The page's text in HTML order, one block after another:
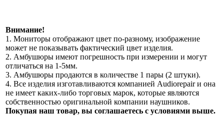
Внимание!
1. Мониторы отображают цвет по-разному, изображение
может не показывать фактический цвет изделия.
2. Амбушюры имеют погрешность при измерении и могут
отличаться на 1-5мм.
3. Амбушюры продаются в количестве 1 пары (2 штуки).
4. Все изделия изготавливаются компанией Audiorepair и она
не имеет каких-либо торговых марок, которые являются
собственностью оригинальной компании наушников.
Покупая наш товар, вы соглашаетесь с условиями выше.